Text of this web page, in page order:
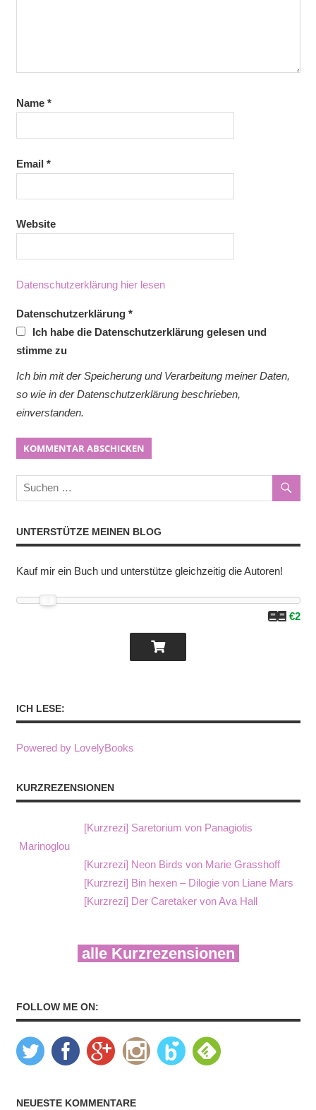
Name*
Email *
Website
Datenschutzerklärung hier lesen
Datenschutzerklärung*
Ich habe die Datenschutzerklärung gelesen und
stimme zu
Ich bin mit der Speicherung und Verarbeitung meiner Daten,
so wie in der Datenschutzerklärung beschrieben,
einverstanden.
UNTERSTÜTZE MEINEN BLOG
Kauf mir ein Buch und unterstütze gleichzeitig die Autoren!
€2
ICH LESE:
Powered by LovelyBooks
KURZREZENSIONEN
[Kurzrezi] Saretorium von Panagiotis
Marinoglou
[Kurzrezi] Neon Birds von Marie Grasshoff
[Kurzrezi] Bin hexen – Dilogie von Liane Mars
[Kurzrezi] Der Caretaker von Ava Hall
alle Kurzrezensionen
FOLLOW ME ON:
NEUESTE KOMMENTARE